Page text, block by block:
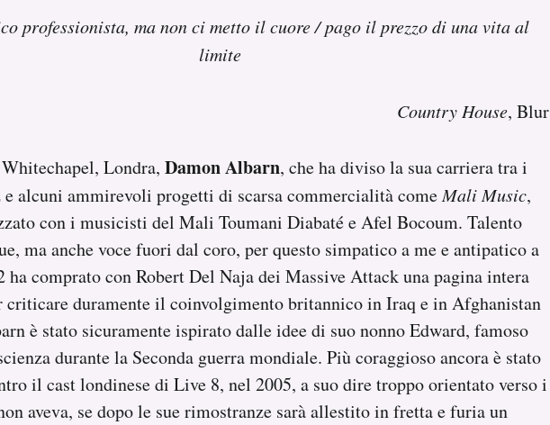
professionista, ma non ci metto il cuore / pago il prezzo di una vita al
limite
Country House, Blur
Londra, Damon Albarn, che ha diviso la sua carriera tra i
alcuni ammirevoli progetti di scarsa commercialità comeMali Music,
con i musicisti del Mali Toumani Diabaté e Afel Bocoum. Talento
ma anche voce fuori dal coro, per questo simpatico a me e antipatico a
comprato con Robert Del Naja dei Massive Attack una pagina intera
criticare duramente il coinvolgimento britannico in Iraq e in Afghanistan
è stato sicuramente ispirato dalle idee di suo nonno Edward, famoso
durante la Seconda guerra mondiale. Più coraggioso ancora è stato
il cast londinese di Live 8, nel 2005, a suo dire troppo orientato verso i
aveva, se dopo le sue rimostranze sarà allestito in fretta e furia un